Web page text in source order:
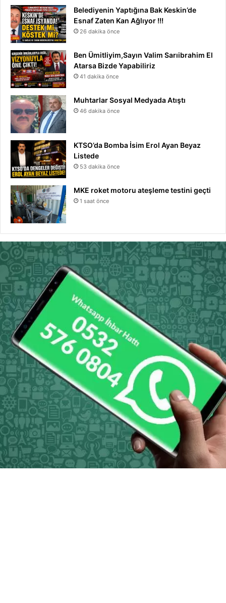
Belediyenin Yaptığına Bak Keskin’de
Esnaf Zaten Kan Ağlıyor !!!
26 dakika önce
Ben Ümitliyim,Sayın Valim Sarıibrahim El
Atarsa Bizde Yapabiliriz
41 dakika önce
Muhtarlar Sosyal Medyada Atıştı
46 dakika önce
KTSO’da Bomba İsim Erol Ayan Beyaz
Listede
53 dakika önce
MKE roket motoru ateşleme testini geçti
1 saat önce